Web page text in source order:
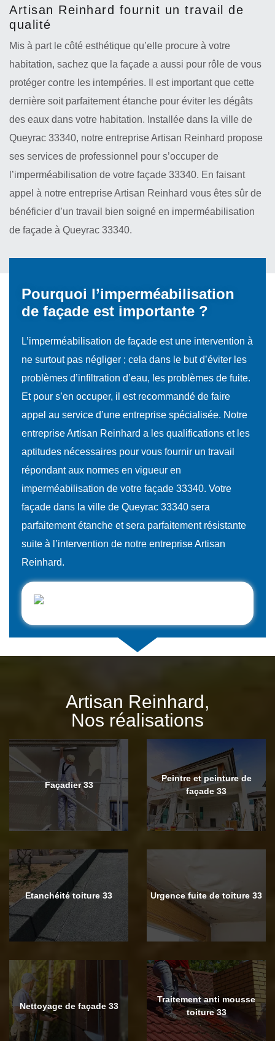
Artisan Reinhard fournit un travail de
qualité
Mis à part le côté esthétique qu’elle procure à votre
habitation, sachez que la façade a aussi pour rôle de vous
protéger contre les intempéries. Il est important que cette
dernière soit parfaitement étanche pour éviter les dégâts
des eaux dans votre habitation. Installée dans la ville de
Queyrac 33340, notre entreprise Artisan Reinhard propose
ses services de professionnel pour s’occuper de
l’imperméabilisation de votre façade 33340. En faisant
appel à notre entreprise Artisan Reinhard vous êtes sûr de
bénéficier d’un travail bien soigné en imperméabilisation
de façade à Queyrac 33340.
Pourquoi l’imperméabilisation
de façade est importante ?
L’imperméabilisation de façade est une intervention à
ne surtout pas négliger ; cela dans le but d’éviter les
problèmes d’infiltration d’eau, les problèmes de fuite.
Et pour s’en occuper, il est recommandé de faire
appel au service d’une entreprise spécialisée. Notre
entreprise Artisan Reinhard a les qualifications et les
aptitudes nécessaires pour vous fournir un travail
répondant aux normes en vigueur en
imperméabilisation de votre façade 33340. Votre
façade dans la ville de Queyrac 33340 sera
parfaitement étanche et sera parfaitement résistante
suite à l’intervention de notre entreprise Artisan
Reinhard.
Artisan Reinhard,
Nos réalisations
Façadier 33
Peintre et peinture de
façade 33
Etanchéité toiture 33 Urgence fuite de toiture 33
Nettoyage de façade 33
Traitement anti mousse
toiture 33